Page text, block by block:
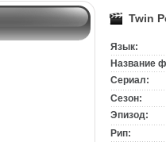
Twin
Язык:
Название
Сериал:
Сезон:
Эпизод:
Рип: